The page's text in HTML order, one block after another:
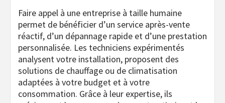
Faire appel à une entreprise à taille humaine
permet de bénéficier d’un service après-vente
réactif, d’un dépannage rapide et d’une prestation
personnalisée. Les techniciens expérimentés
analysent votre installation, proposent des
solutions de chauffage ou de climatisation
adaptées à votre budget et à votre
consommation. Grâce à leur expertise, ils